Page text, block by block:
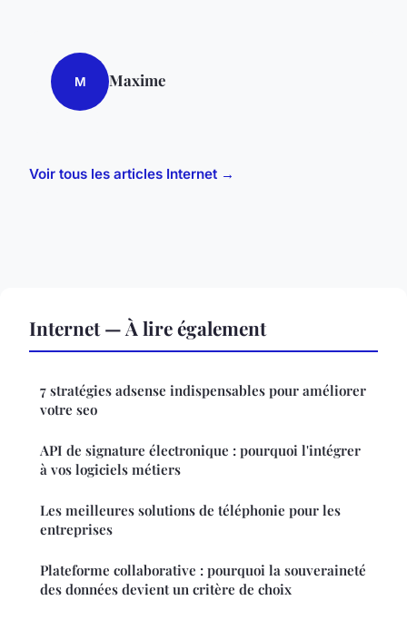
M Maxime
Voir tous les articles Internet →
Internet — À lire également
7 stratégies adsense indispensables pour améliorer
votre seo
API de signature électronique : pourquoi l'intégrer
à vos logiciels métiers
Les meilleures solutions de téléphonie pour les
entreprises
Plateforme collaborative : pourquoi la souveraineté
des données devient un critère de choix